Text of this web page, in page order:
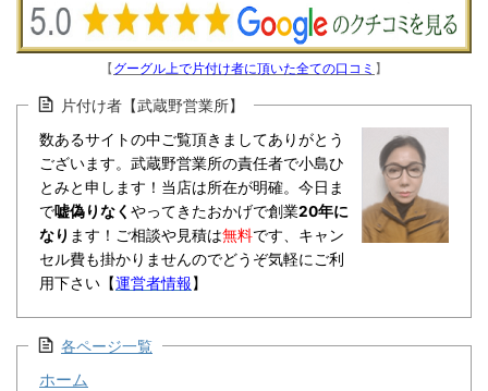
【グーグル上で片付け者に頂いた全ての口コミ 】
片付け者【武蔵野営業所】
数あるサイトの中ご覧頂きましてありがとう
ございます。武蔵野営業所の責任者で小島ひ
とみと申します！当店は所在が明確。今日ま
で嘘偽りなく やってきたおかげで創業20年に
なり ます！ご相談や見積は無料です、キャン
セル費も掛かりませんのでどうぞ気軽にご利
用下さい【運営者情報】
各ページ一覧
ホーム